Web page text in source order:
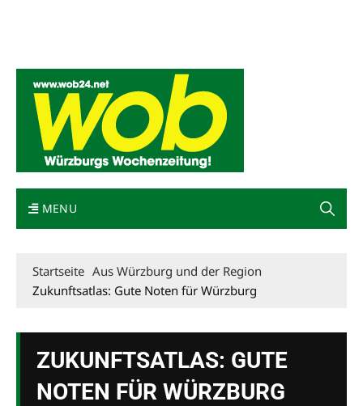
MENU
Startseite Aus Würzburg und der Region
Zukunftsatlas: Gute Noten für Würzburg
ZUKUNFTSATLAS: GUTE
NOTEN FÜR WÜRZBURG